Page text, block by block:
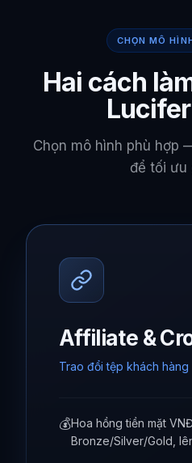
CHỌN MÔ
Hai cách
Chọn mô hình phù hợp
để tối ưu
Affiliate &
Trao đổi tệp khách hàng
💰Hoa hồng tiền mặt
Bronze/Silver/Gold,